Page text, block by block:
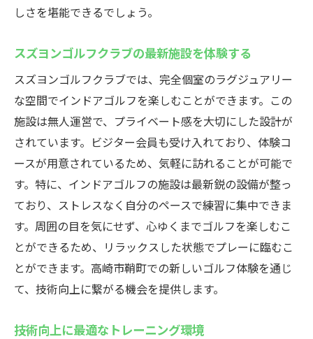
しさを堪能できるでしょう。
スズヨンゴルフクラブの最新施設を体験する
スズヨンゴルフクラブでは、完全個室のラグジュアリー
な空間でインドアゴルフを楽しむことができます。この
施設は無人運営で、プライベート感を大切にした設計が
されています。ビジター会員も受け入れており、体験コ
ースが用意されているため、気軽に訪れることが可能で
す。特に、インドアゴルフの施設は最新鋭の設備が整っ
ており、ストレスなく自分のペースで練習に集中できま
す。周囲の目を気にせず、心ゆくまでゴルフを楽しむこ
とができるため、リラックスした状態でプレーに臨むこ
とができます。高崎市鞘町での新しいゴルフ体験を通じ
て、技術向上に繋がる機会を提供します。
技術向上に最適なトレーニング環境